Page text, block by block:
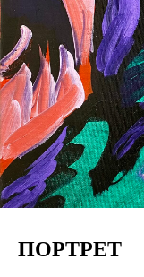
ПОРТРЕТ